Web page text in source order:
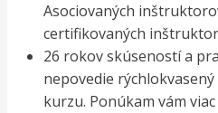
Asociovaných
certifikovaných
26 rokov skúseností a
nepovedie
kurzu. Ponúkam vám